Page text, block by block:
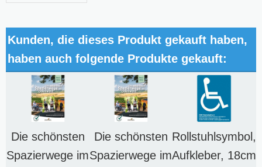
Kunden, die dieses Produkt gekauft haben,
haben auch folgende Produkte gekauft:
Die schönsten
Spazierwege im
Die schönsten
Spazierwege im
Rollstuhlsymbol,
Aufkleber, 18cm